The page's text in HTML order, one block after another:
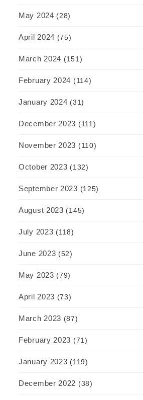
May 2024 (28)
April 2024 (75)
March 2024 (151)
February 2024 (114)
January 2024 (31)
December 2023 (111)
November 2023 (110)
October 2023 (132)
September 2023 (125)
August 2023 (145)
July 2023 (118)
June 2023 (52)
May 2023 (79)
April 2023 (73)
March 2023 (87)
February 2023 (71)
January 2023 (119)
December 2022 (38)